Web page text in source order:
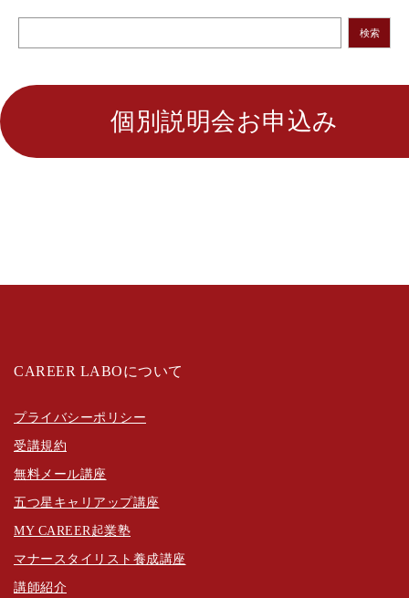
検索
個別説明会お申込み
CAREER LABOについて
プライバシーポリシー
受講規約
無料メール講座
五つ星キャリアップ講座
MY CAREER起業塾
マナースタイリスト養成講座
講師紹介